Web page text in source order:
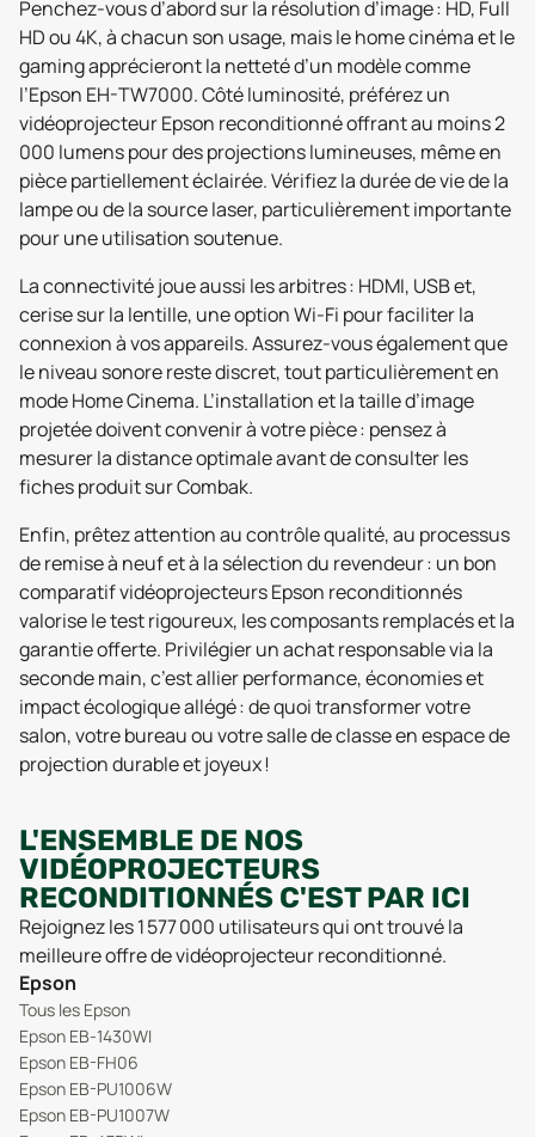
Penchez-vous d’abord sur la résolution d’image : HD, Full
HD ou 4K, à chacun son usage, mais le home cinéma et le
gaming apprécieront la netteté d’un modèle comme
l’Epson EH-TW7000. Côté luminosité, préférez un
vidéoprojecteur Epson reconditionné offrant au moins 2
000 lumens pour des projections lumineuses, même en
pièce partiellement éclairée. Vérifiez la durée de vie de la
lampe ou de la source laser, particulièrement importante
pour une utilisation soutenue.
La connectivité joue aussi les arbitres : HDMI, USB et,
cerise sur la lentille, une option Wi-Fi pour faciliter la
connexion à vos appareils. Assurez-vous également que
le niveau sonore reste discret, tout particulièrement en
mode Home Cinema. L’installation et la taille d’image
projetée doivent convenir à votre pièce : pensez à
mesurer la distance optimale avant de consulter les
fiches produit sur Combak.
Enfin, prêtez attention au contrôle qualité, au processus
de remise à neuf et à la sélection du revendeur : un bon
comparatif vidéoprojecteurs Epson reconditionnés
valorise le test rigoureux, les composants remplacés et la
garantie offerte. Privilégier un achat responsable via la
seconde main, c’est allier performance, économies et
impact écologique allégé : de quoi transformer votre
salon, votre bureau ou votre salle de classe en espace de
projection durable et joyeux !
L'ENSEMBLE DE NOS
VIDÉOPROJECTEURS
RECONDITIONNÉS C'EST PAR ICI
Rejoignez les 1 577 000 utilisateurs qui ont trouvé la
meilleure offre de vidéoprojecteur reconditionné.
Epson
Tous les Epson
Epson EB-1430WI
Epson EB-FH06
Epson EB-PU1006W
Epson EB-PU1007W